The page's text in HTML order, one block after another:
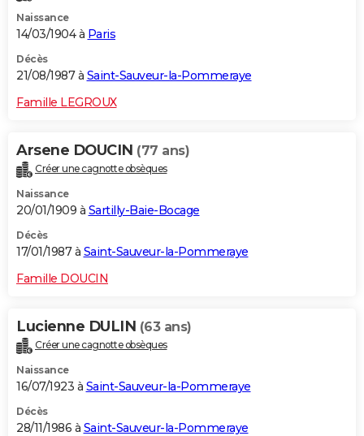
Naissance
14/03/1904 à Paris
Décès
21/08/1987 à Saint-Sauveur-la-Pommeraye
Famille LEGROUX
Arsene DOUCIN (77 ans)
Créer une cagnotte obsèques
Naissance
20/01/1909 à Sartilly-Baie-Bocage
Décès
17/01/1987 à Saint-Sauveur-la-Pommeraye
Famille DOUCIN
Lucienne DULIN (63 ans)
Créer une cagnotte obsèques
Naissance
16/07/1923 à Saint-Sauveur-la-Pommeraye
Décès
28/11/1986 à Saint-Sauveur-la-Pommeraye